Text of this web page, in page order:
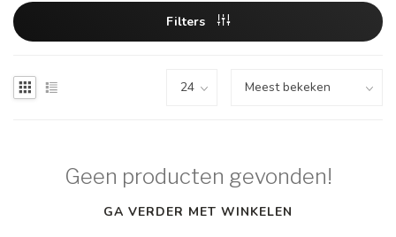
Filters
Geen producten gevonden!
GA VERDER MET WINKELEN